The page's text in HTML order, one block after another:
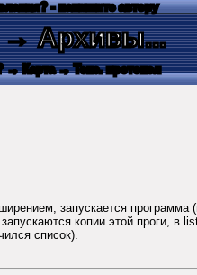
- напишите автору
→ Архивы...
→ Карта → Текс. протокол
запускается
копии этой проги, в
список).